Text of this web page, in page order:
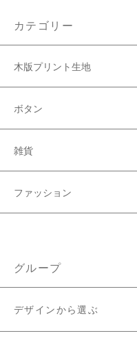
カテゴリー
木版プリント生地
ボタン
雑貨
ファッション
グループ
デザインから選ぶ